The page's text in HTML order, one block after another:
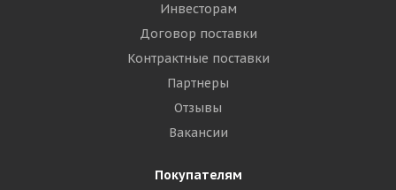
Инвесторам
Договор поставки
Контрактные поставки
Партнеры
Отзывы
Вакансии
Покупателям